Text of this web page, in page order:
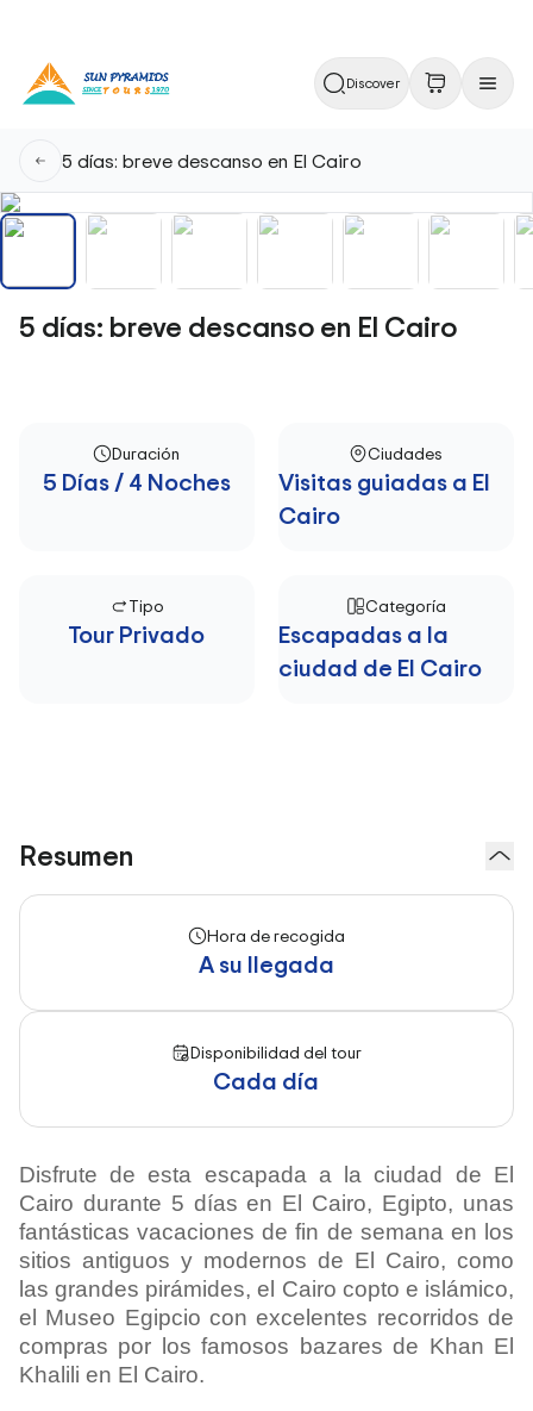
Discover
5 días: breve descanso en El Cairo
5 días: breve descanso en El Cairo
Duración
5 Días / 4 Noches
Ciudades
Visitas guiadas a El
Cairo
Tipo
Tour Privado
Categoría
Escapadas a la
ciudad de El Cairo
Resumen
Hora de recogida
A su llegada
Disponibilidad del tour
Cada día
Disfrute de esta escapada a la ciudad de El
Cairo durante 5 días en El Cairo, Egipto, unas
fantásticas vacaciones de fin de semana en los
sitios antiguos y modernos de El Cairo, como
las grandes pirámides, el Cairo copto e islámico,
el Museo Egipcio con excelentes recorridos de
compras por los famosos bazares de Khan El
Khalili en El Cairo.